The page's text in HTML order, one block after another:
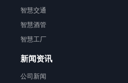
智慧交通
智慧酒管
智慧工厂
新闻资讯
公司新闻